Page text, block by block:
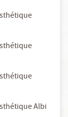
Albi